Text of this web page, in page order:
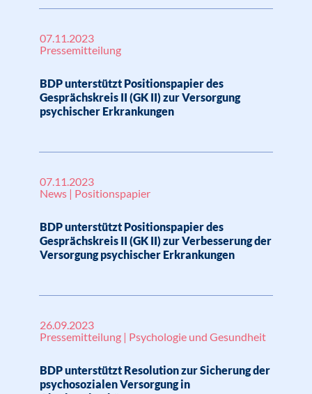
07.11.2023
Pressemitteilung
BDP unterstützt Positionspapier des
Gesprächskreis II (GK II) zur Versorgung
psychischer Erkrankungen
07.11.2023
News | Positionspapier
BDP unterstützt Positionspapier des
Gesprächskreis II (GK II) zur Verbesserung der
Versorgung psychischer Erkrankungen
26.09.2023
Pressemitteilung | Psychologie und Gesundheit
BDP unterstützt Resolution zur Sicherung der
psychosozialen Versorgung in